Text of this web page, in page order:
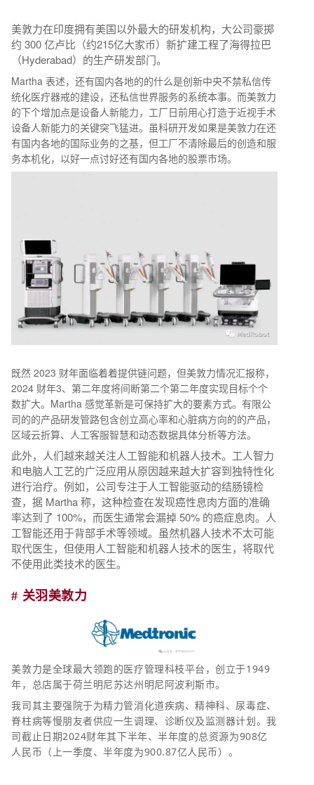
美敦力在印度拥有美国以外最大的研发机构，大公司豪掷
约 300 亿卢比（约215亿大家币）新扩建工程了海得拉巴
（Hyderabad）的生产研发部门。
Martha 表述，还有国内各地的的什么是创新中央不禁私信传
统化医疔器戒的建设，还私信世界服务的系统本事。而美敦力
的下个增加点是设备人新能力，工厂日前用心打造于近视手术
设备人新能力的关键突飞猛进。虽科研开发如果是美敦力在还
有国内各地的国际业务的之基，但工厂不清除最后的创造和服
务本机化，以好一点讨好还有国内各地的股票市场。
既然 2023 财年面临着着提供链问题，但美敦力情况汇报称，
2024 财年3、第二年度将间断第二个第二年度实现目标个个
数扩大。Martha 感觉革新是可保持扩大的要素方式。有限公
司的的产品研发管路包含创立高心率和心脏病方向的的产品，
区域云折算、人工客服智慧和动态数据具体分析等方法。
此外，人们越来越关注人工智能和机器人技术。工人智力
和电脑人工艺的广泛应用从原因越来越大扩容到独特性化
进行治疗。例如，公司专注于人工智能驱动的结肠镜检
查，据 Martha 称，这种检查在发现癌性息肉方面的准确
率达到了 100%，而医生通常会漏掉 50% 的癌症息肉。人
工智能还用于背部手术等领域。虽然机器人技术不太可能
取代医生，但使用人工智能和机器人技术的医生，将取代
不使用此类技术的医生。
# 关羽美敦力
美敦力是全球最大领跑的医疗管理科枝平台，创立于1949
年，总店属于荷兰明尼苏达州明尼阿波利斯市。
我司其主要强院于为精力管消化道疾病、精神科、尿毒症、
脊柱病等慢朋友者供应一生调理、诊断仪及监测器计划。我
司截止日期2024财年其下半年、半年度的总资源为908亿
人民币（上一季度、半年度为900.87亿人民币）。